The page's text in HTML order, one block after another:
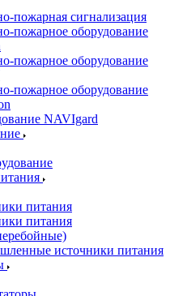
пожарная сигнализация
пожарное оборудование
пожарное оборудование
пожарное оборудование
NAVIgard
питания
питания
источники питания